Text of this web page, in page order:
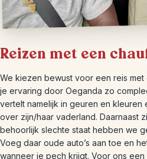
Reizen met een
We kiezen bewust voor een reis
je ervaring door Oeganda zo
vertelt namelijk in geuren en kleuren
over zijn/haar vaderland. Daarnaast
behoorlijk slechte staat hebben we
Voeg daar oude auto’s aan toe en
wanneer je pech krijgt. Voor ons